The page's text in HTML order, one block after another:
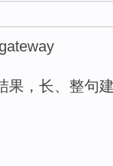
果，长、整句